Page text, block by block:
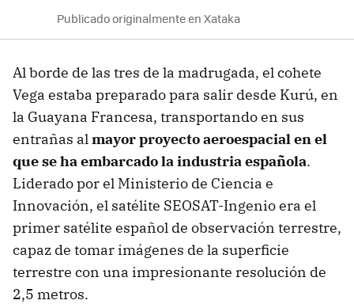
Publicado originalmente en Xataka
Al borde de las tres de la madrugada, el cohete
Vega estaba preparado para salir desde Kurú, en
la Guayana Francesa, transportando en sus
entrañas al mayor proyecto aeroespacial en el
que se ha embarcado la industria española.
Liderado por el Ministerio de Ciencia e
Innovación, el satélite SEOSAT-Ingenio era el
primer satélite español de observación terrestre,
capaz de tomar imágenes de la superficie
terrestre con una impresionante resolución de
2,5 metros.